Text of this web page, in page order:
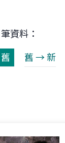
資料：
舊 → 新